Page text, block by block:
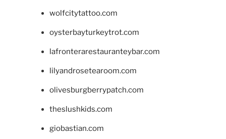
wolfcitytattoo.com
oysterbayturkeytrot.com
lafronterarestauranteybar.com
lilyandrosetearoom.com
olivesburgberrypatch.com
theslushkids.com
giobastian.com